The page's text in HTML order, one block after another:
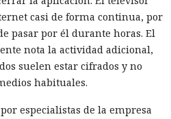
casi de forma continua, por
pasar por él durante horas. El
nota la actividad adicional,
suelen estar cifrados y no
habituales.
especialistas de la empresa